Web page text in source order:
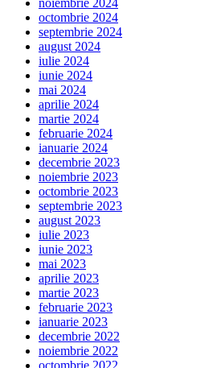
noiembrie 2024
octombrie 2024
septembrie 2024
august 2024
iulie 2024
iunie 2024
mai 2024
aprilie 2024
martie 2024
februarie 2024
ianuarie 2024
decembrie 2023
noiembrie 2023
octombrie 2023
septembrie 2023
august 2023
iulie 2023
iunie 2023
mai 2023
aprilie 2023
martie 2023
februarie 2023
ianuarie 2023
decembrie 2022
noiembrie 2022
octombrie 2022